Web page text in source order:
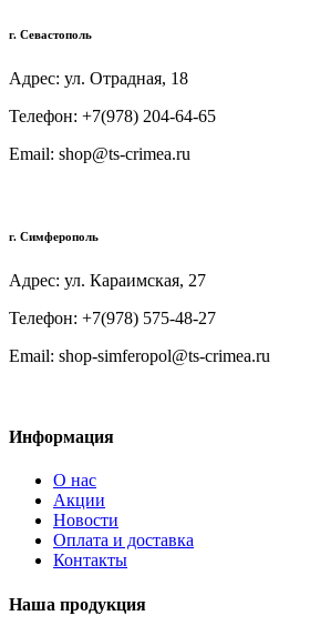
г. Севастополь
Адрес: ул. Отрадная, 18
Телефон: +7(978) 204-64-65
Email: shop@ts-crimea.ru
г. Симферополь
Адрес: ул. Караимская, 27
Телефон: +7(978) 575-48-27
Email: shop-simferopol@ts-crimea.ru
Информация
О нас
Акции
Новости
Оплата и доставка
Контакты
Наша продукция